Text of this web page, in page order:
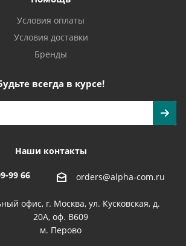
Условия оплаты
Условия доставки
Бренды
всегда в курсе!
Наши контакты
99 66 orders@alpha-com.ru
офис, г. Москва, ул. Кусковская, д.
20А, оф. В609
м. Перово